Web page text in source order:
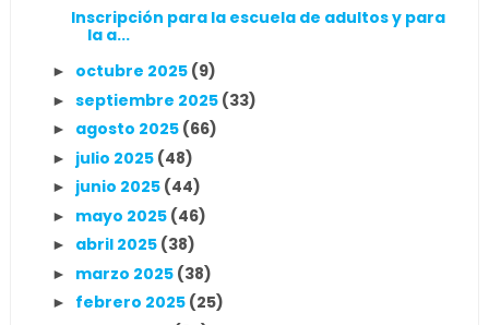
Inscripción para la escuela de adultos y para
la a...
► octubre 2025 (9)
► septiembre 2025 (33)
► agosto 2025 (66)
► julio 2025 (48)
► junio 2025 (44)
► mayo 2025 (46)
► abril 2025 (38)
► marzo 2025 (38)
► febrero 2025 (25)